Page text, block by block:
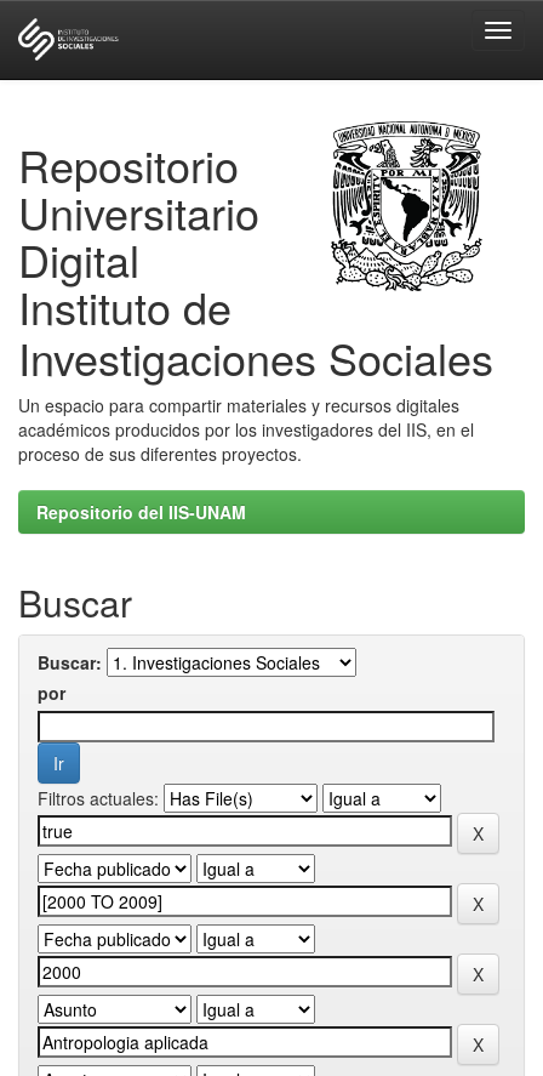
Repositorio
Universitario
Digital
Instituto de
Investigaciones Sociales
Un espacio para compartir materiales y recursos digitales
académicos producidos por los investigadores del IIS, en el
proceso de sus diferentes proyectos.
Repositorio del IIS-UNAM
Buscar
Buscar:
por
Filtros actuales: